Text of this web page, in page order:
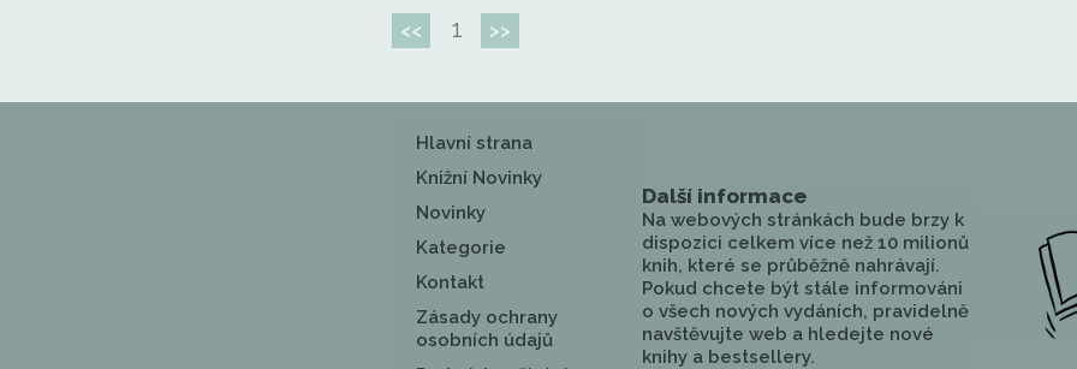
<< 1 >>
Hlavní strana
Knižní Novinky
Novinky
Kategorie
Kontakt
Zásady ochrany
osobních údajů
Další informace
Na webových stránkách bude brzy k
dispozici celkem více než 10 milionů
knih, které se průběžně nahrávají.
Pokud chcete být stále informováni
o všech nových vydáních, pravidelně
navštěvujte web a hledejte nové
knihy a bestsellery.